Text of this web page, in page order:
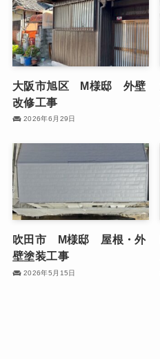
大阪市旭区 M様邸 外壁
改修工事
2026年6月29日
吹田市 M様邸 屋根・外
壁塗装工事
2026年5月15日